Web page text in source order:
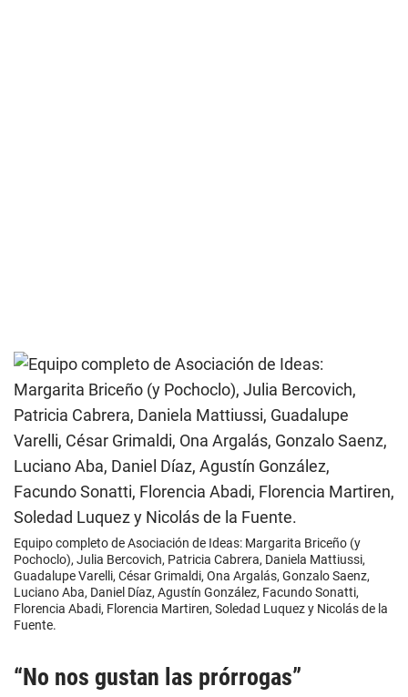
Equipo completo de Asociación de Ideas: Margarita Briceño (y
Pochoclo), Julia Bercovich, Patricia Cabrera, Daniela Mattiussi,
Guadalupe Varelli, César Grimaldi, Ona Argalás, Gonzalo Saenz,
Luciano Aba, Daniel Díaz, Agustín González, Facundo Sonatti,
Florencia Abadi, Florencia Martiren, Soledad Luquez y Nicolás de la
Fuente.
“No nos gustan las prórrogas”